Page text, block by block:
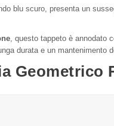
blu scuro, presenta un
, questo tappeto è annodato
durata e un
Geometrico